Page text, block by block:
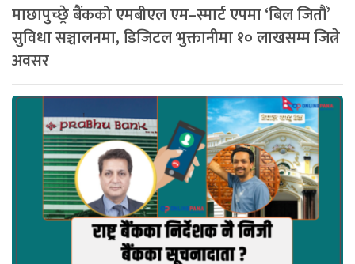
माछापुच्छ्रे बैंकको एमबीएल एम–स्मार्ट एपमा ‘बिल जितौं’
सुविधा सञ्चालनमा, डिजिटल भुक्तानीमा १० लाखसम्म जित्ने
अवसर